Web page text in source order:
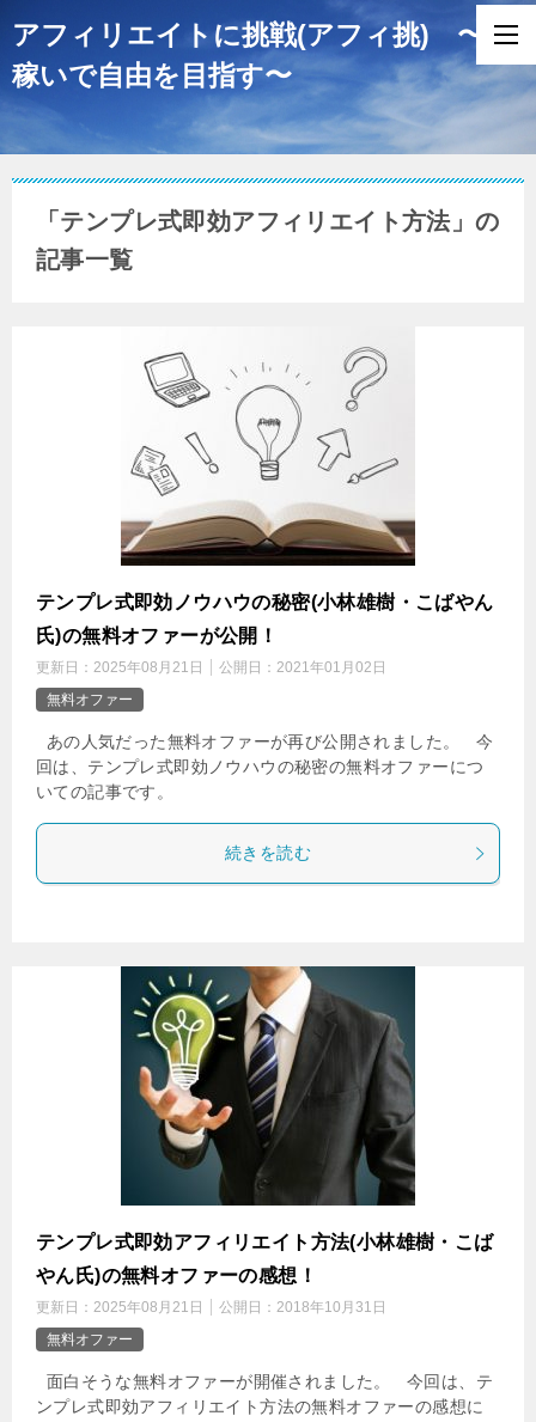
アフィリエイトに挑戦(アフィ挑) 〜
稼いで自由を目指す〜
「テンプレ式即効アフィリエイト方法」の
記事一覧
テンプレ式即効ノウハウの秘密(小林雄樹・こばやん
氏)の無料オファーが公開！
更新日： 2025年08月21日 公開日： 2021年01月02日
無料オファー
あの人気だった無料オファーが再び公開されました。 今
回は、テンプレ式即効ノウハウの秘密の無料オファーにつ
いての記事です。
続きを読む
テンプレ式即効アフィリエイト方法(小林雄樹・こば
やん氏)の無料オファーの感想！
更新日： 2025年08月21日 公開日： 2018年10月31日
無料オファー
面白そうな無料オファーが開催されました。 今回は、テ
ンプレ式即効アフィリエイト方法の無料オファーの感想に